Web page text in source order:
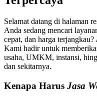
Selamat datang di halaman
Anda sedang mencari
cepat, dan harga
Kami hadir untuk
usaha, UMKM, instansi,
dan sekitarnya.
Kenapa Harus Jasa